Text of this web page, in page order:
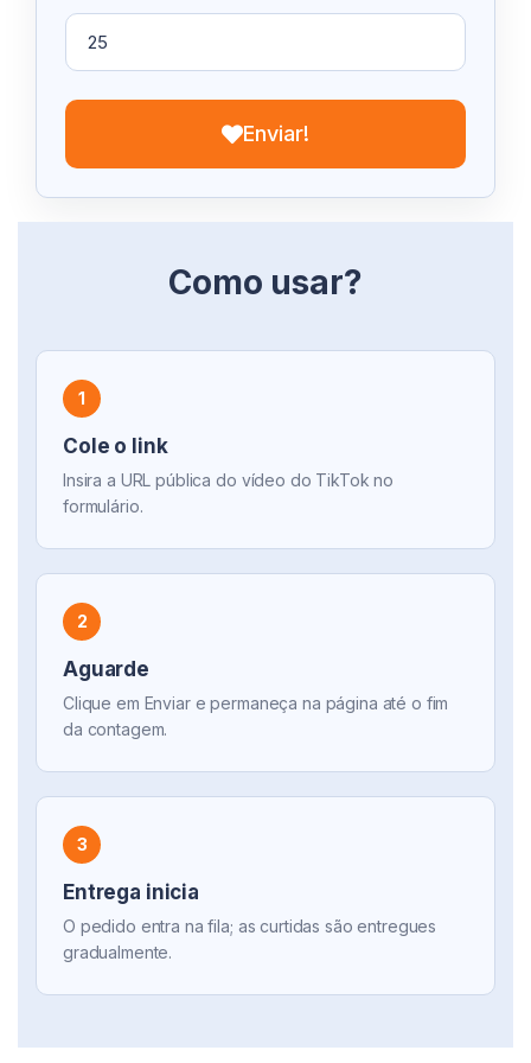
Enviar!
Como usar?
1
Cole o link
Insira a URL pública do vídeo do TikTok no
formulário.
2
Aguarde
Clique em Enviar e permaneça na página até o fim
da contagem.
3
Entrega inicia
O pedido entra na fila; as curtidas são entregues
gradualmente.